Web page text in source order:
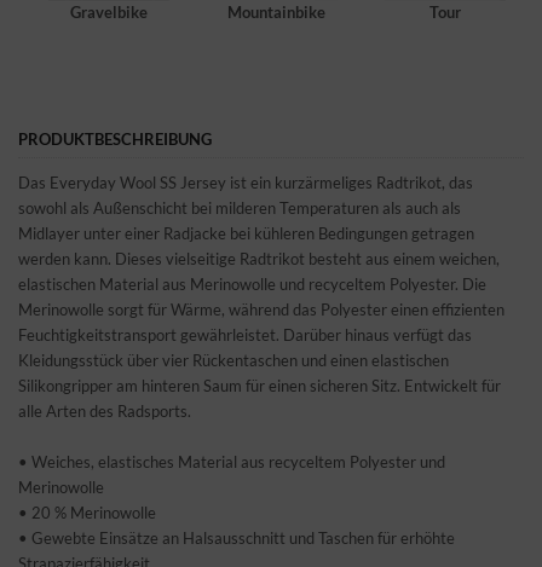
Gravelbike Mountainbike Tour
PRODUKTBESCHREIBUNG
Das Everyday Wool SS Jersey ist ein kurzärmeliges Radtrikot, das
sowohl als Außenschicht bei milderen Temperaturen als auch als
Midlayer unter einer Radjacke bei kühleren Bedingungen getragen
werden kann. Dieses vielseitige Radtrikot besteht aus einem weichen,
elastischen Material aus Merinowolle und recyceltem Polyester. Die
Merinowolle sorgt für Wärme, während das Polyester einen effizienten
Feuchtigkeitstransport gewährleistet. Darüber hinaus verfügt das
Kleidungsstück über vier Rückentaschen und einen elastischen
Silikongripper am hinteren Saum für einen sicheren Sitz. Entwickelt für
alle Arten des Radsports.
• Weiches, elastisches Material aus recyceltem Polyester und
Merinowolle
• 20 % Merinowolle
• Gewebte Einsätze an Halsausschnitt und Taschen für erhöhte